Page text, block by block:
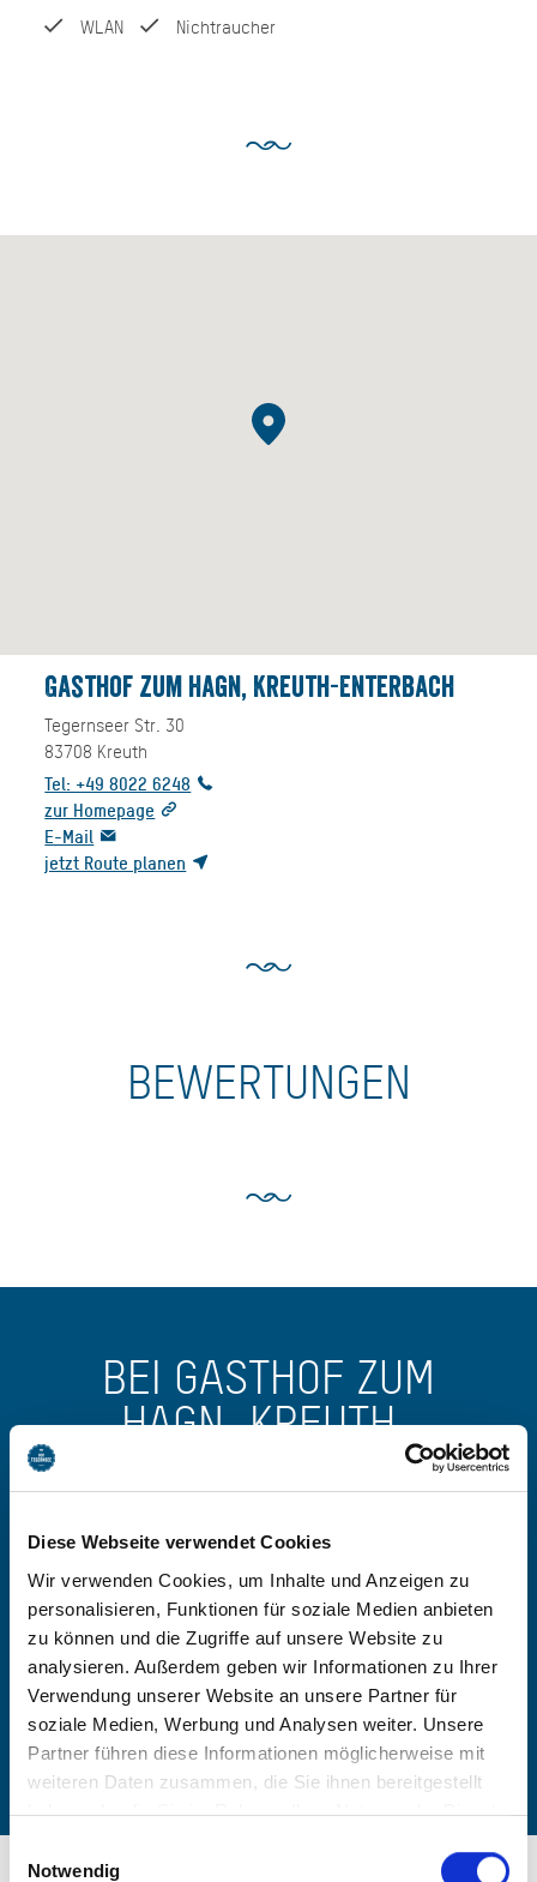
Diese Webseite verwendet Cookies
Wir verwenden Cookies, um Inhalte und Anzeigen zu
personalisieren, Funktionen für soziale Medien anbieten
zu können und die Zugriffe auf unsere Website zu
analysieren. Außerdem geben wir Informationen zu Ihrer
Verwendung unserer Website an unsere Partner für
soziale Medien, Werbung und Analysen weiter. Unsere
Partner führen diese Informationen möglicherweise mit
weiteren Daten zusammen, die Sie ihnen bereitgestellt
haben oder die Sie im Rahmen Ihrer Nutzung der Dienste
Cookies, wenn Sie unsere Webseite weiterhin nutzen.
Notwendig
WLAN Nichtraucher
Gasthof zum Hagn, Kreuth-Enterbach
Tegernseer Str. 30
83708 Kreuth
Tel: +49 8022 6248
zur Homepage
E-Mail
jetzt Route planen
BEWERTUNGEN
BEI GASTHOF ZUM
HAGN, KREUTH-
ENTERBACH BUCHEN
-
Anzahl Personen
Zimmer finden